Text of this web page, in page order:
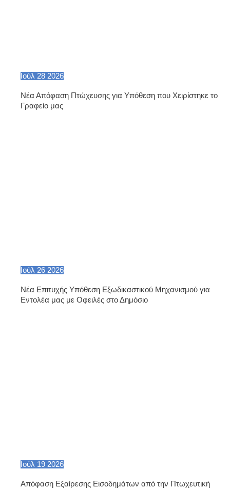
Ιούλ 28 2026
Νέα Απόφαση Πτώχευσης για Υπόθεση που Χειρίστηκε το
Γραφείο μας
Ιούλ 26 2026
Νέα Επιτυχής Υπόθεση Εξωδικαστικού Μηχανισμού για
Εντολέα μας με Οφειλές στο Δημόσιο
Ιούλ 19 2026
Απόφαση Εξαίρεσης Εισοδημάτων από την Πτωχευτική